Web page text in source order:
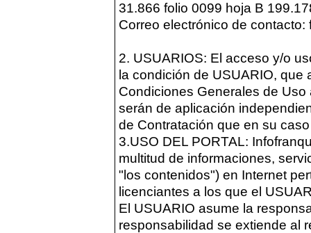
31.866 folio 0099 hoja B
Correo electrónico de
2. USUARIOS: El acceso y/o
la condición de USUARIO,
Condiciones Generales de
serán de aplicación
de Contratación que en su
3.USO DEL PORTAL:
multitud de informaciones,
"los contenidos") en Internet
licenciantes a los que el
El USUARIO asume la
responsabilidad se extiende al